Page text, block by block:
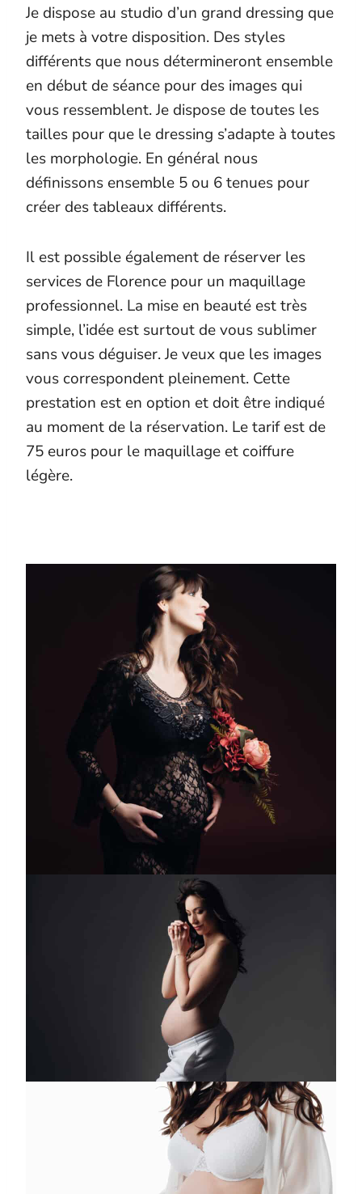
Je dispose au studio d’un grand dressing que
je mets à votre disposition. Des styles
différents que nous détermineront ensemble
en début de séance pour des images qui
vous ressemblent. Je dispose de toutes les
tailles pour que le dressing s’adapte à toutes
les morphologie. En général nous
définissons ensemble 5 ou 6 tenues pour
créer des tableaux différents.
Il est possible également de réserver les
services de Florence pour un maquillage
professionnel. La mise en beauté est très
simple, l’idée est surtout de vous sublimer
sans vous déguiser. Je veux que les images
vous correspondent pleinement. Cette
prestation est en option et doit être indiqué
au moment de la réservation. Le tarif est de
75 euros pour le maquillage et coiffure
légère.